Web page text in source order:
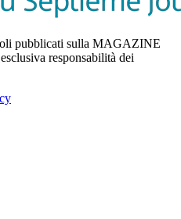
pubblicati sulla MAGAZINE
responsabilità dei